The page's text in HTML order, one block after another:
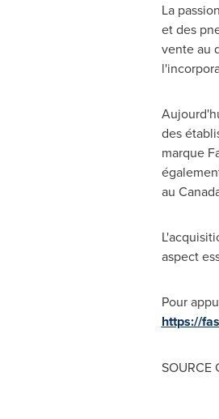
La
et des
vente au
des
marque
au
aspect
Pour
https://
SOURCE